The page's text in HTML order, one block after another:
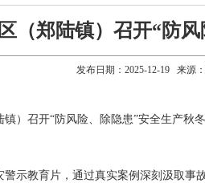
（郑陆镇）召开“防
发布日期：2025-12-19 来源
镇）召开“防风险、除隐患”安全生产
示教育片，通过真实案例深刻汲取